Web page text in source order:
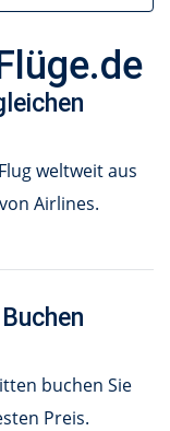
weltweit aus
Airlines.
buchen Sie
Preis.